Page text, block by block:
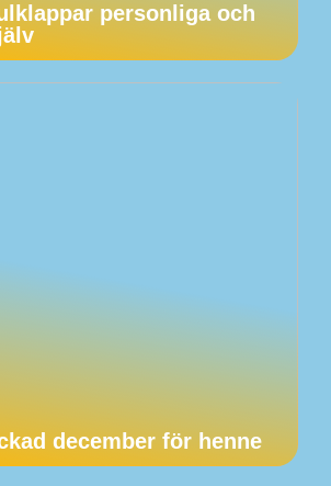
personliga och
december för henne